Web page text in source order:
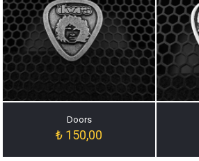
Doors
₺ 150,00